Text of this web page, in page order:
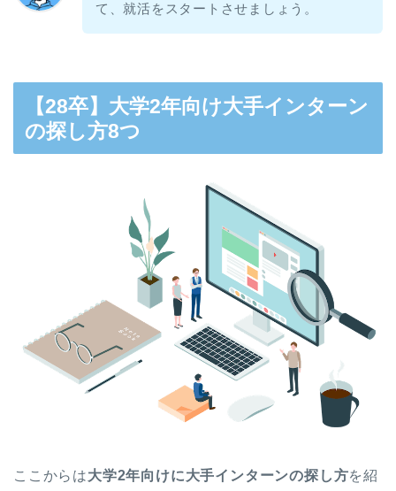
て、就活をスタートさせましょう。
【28卒】大学2年向け大手インターン
の探し方8つ
ここからは大学2年向けに大手インターンの探し方を紹